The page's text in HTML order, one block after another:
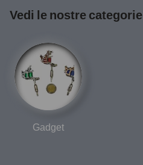
Vedi le nostre categorie
Gadget